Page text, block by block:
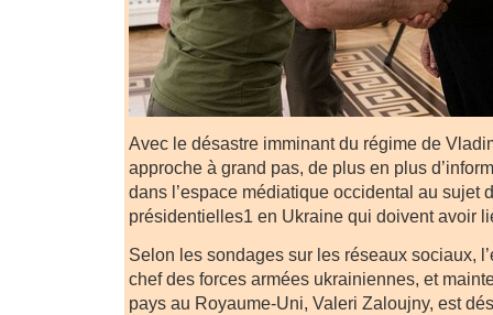
Avec le désastre imminant du régime de
approche à grand pas, de plus en plus
dans l’espace médiatique occidental au sujet
présidentielles1 en Ukraine qui doivent avoir
Selon les sondages sur les réseaux sociaux,
chef des forces armées ukrainiennes, et
pays au Royaume-Uni, Valeri Zaloujny, est